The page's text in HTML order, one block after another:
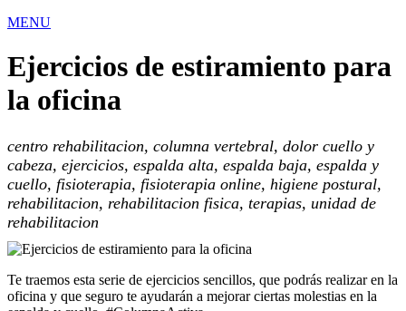
MENU
Ejercicios de estiramiento para
la oficina
centro rehabilitacion, columna vertebral, dolor cuello y
cabeza, ejercicios, espalda alta, espalda baja, espalda y
cuello, fisioterapia, fisioterapia online, higiene postural,
rehabilitacion, rehabilitacion fisica, terapias, unidad de
rehabilitacion
Te traemos esta serie de ejercicios sencillos, que podrás realizar en la
oficina y que seguro te ayudarán a mejorar ciertas molestias en la